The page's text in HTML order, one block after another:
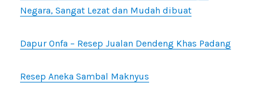
Negara, Sangat Lezat dan Mudah dibuat
Dapur Onfa – Resep Jualan Dendeng Khas Padang
Resep Aneka Sambal Maknyus